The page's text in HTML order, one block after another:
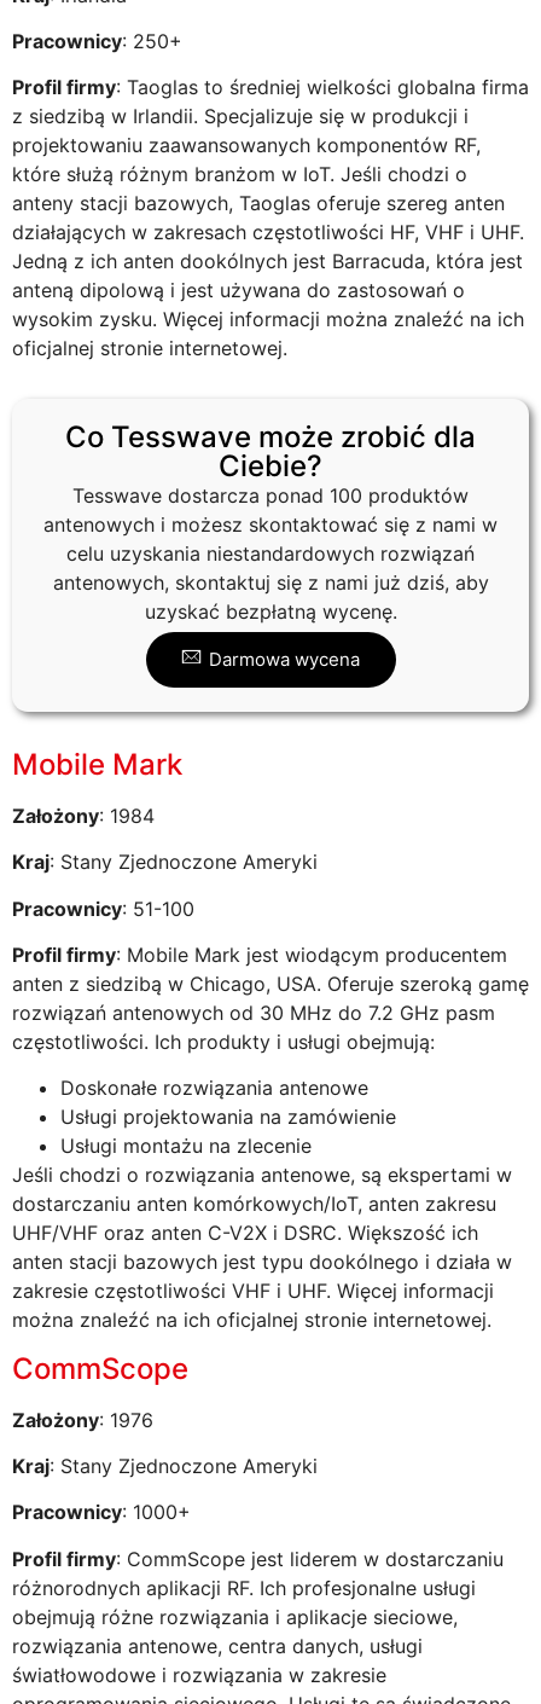
Pracownicy: 250+
Profil firmy: Taoglas to średniej wielkości globalna firma
z siedzibą w Irlandii. Specjalizuje się w produkcji i
projektowaniu zaawansowanych komponentów RF,
które służą różnym branżom w IoT. Jeśli chodzi o
anteny stacji bazowych, Taoglas oferuje szereg anten
działających w zakresach częstotliwości HF, VHF i UHF.
Jedną z ich anten dookólnych jest Barracuda, która jest
anteną dipolową i jest używana do zastosowań o
wysokim zysku. Więcej informacji można znaleźć na ich
oficjalnej stronie internetowej.
Co Tesswave może zrobić dla
Ciebie?
Tesswave dostarcza ponad 100 produktów
antenowych i możesz skontaktować się z nami w
celu uzyskania niestandardowych rozwiązań
antenowych, skontaktuj się z nami już dziś, aby
uzyskać bezpłatną wycenę.
Darmowa wycena
Mobile Mark
Założony: 1984
Kraj: Stany Zjednoczone Ameryki
Pracownicy: 51-100
Profil firmy: Mobile Mark jest wiodącym producentem
anten z siedzibą w Chicago, USA. Oferuje szeroką gamę
rozwiązań antenowych od 30 MHz do 7.2 GHz pasm
częstotliwości. Ich produkty i usługi obejmują:
Doskonałe rozwiązania antenowe
Usługi projektowania na zamówienie
Usługi montażu na zlecenie
Jeśli chodzi o rozwiązania antenowe, są ekspertami w
dostarczaniu anten komórkowych/IoT, anten zakresu
UHF/VHF oraz anten C-V2X i DSRC. Większość ich
anten stacji bazowych jest typu dookólnego i działa w
zakresie częstotliwości VHF i UHF. Więcej informacji
można znaleźć na ich oficjalnej stronie internetowej.
CommScope
Założony: 1976
Kraj: Stany Zjednoczone Ameryki
Pracownicy: 1000+
Profil firmy: CommScope jest liderem w dostarczaniu
różnorodnych aplikacji RF. Ich profesjonalne usługi
obejmują różne rozwiązania i aplikacje sieciowe,
rozwiązania antenowe, centra danych, usługi
światłowodowe i rozwiązania w zakresie